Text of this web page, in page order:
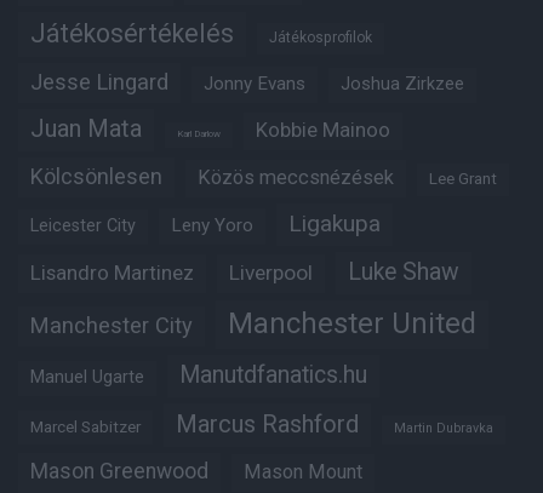
Játékosértékelés Játékosprofilok
Jesse Lingard Jonny Evans Joshua Zirkzee
Juan Mata Karl Darlow Kobbie Mainoo
Kölcsönlesen Közös meccsnézések Lee Grant
Leicester City Leny Yoro Ligakupa
Lisandro Martinez Liverpool Luke Shaw
Manchester City Manchester United
Manuel Ugarte Manutdfanatics.hu
Marcel Sabitzer Marcus Rashford Martin Dubravka
Mason Greenwood Mason Mount